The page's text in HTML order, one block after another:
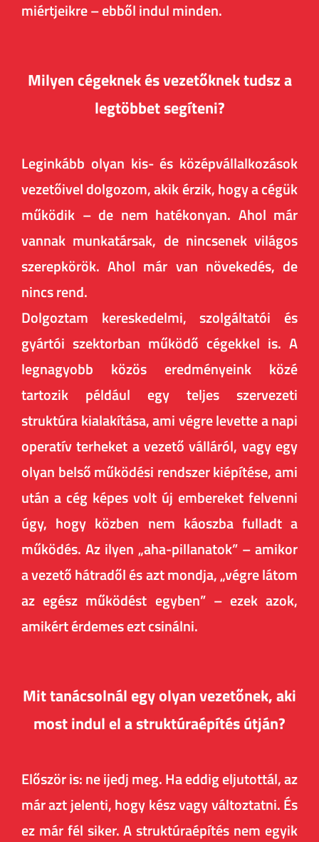
miértjeikre – ebből indul minden.
Milyen cégeknek és vezetőknek tudsz a
legtöbbet segíteni?
Leginkább olyan kis- és középvállalkozások
vezetőivel dolgozom, akik érzik, hogy a cégük
működik – de nem hatékonyan. Ahol már
vannak munkatársak, de nincsenek világos
szerepkörök. Ahol már van növekedés, de
nincs rend.
Dolgoztam kereskedelmi, szolgáltatói és
gyártói szektorban működő cégekkel is. A
legnagyobb közös eredményeink közé
tartozik például egy teljes szervezeti
struktúra kialakítása, ami végre levette a napi
operatív terheket a vezető válláról, vagy egy
olyan belső működési rendszer kiépítése, ami
után a cég képes volt új embereket felvenni
úgy, hogy közben nem káoszba fulladt a
működés. Az ilyen „aha-pillanatok” – amikor
a vezető hátradől és azt mondja, „végre látom
az egész működést egyben” – ezek azok,
amikért érdemes ezt csinálni.
Mit tanácsolnál egy olyan vezetőnek, aki
most indul el a struktúraépítés útján?
Először is: ne ijedj meg. Ha eddig eljutottál, az
már azt jelenti, hogy kész vagy változtatni. És
ez már fél siker. A struktúraépítés nem egyik